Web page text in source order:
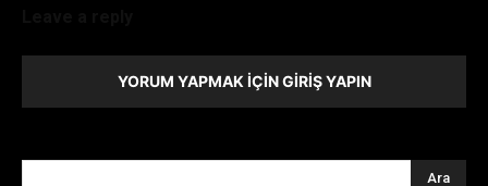
YORUM YAPMAK İÇIN GIRIŞ YAPIN